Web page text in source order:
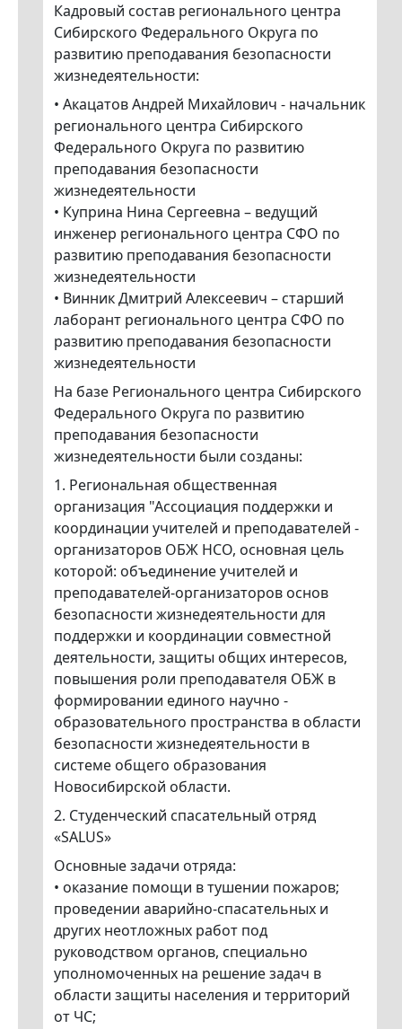
Кадровый состав регионального центра
Сибирского Федерального Округа по
развитию преподавания безопасности
жизнедеятельности:
• Акацатов Андрей Михайлович - начальник
регионального центра Сибирского
Федерального Округа по развитию
преподавания безопасности
жизнедеятельности
• Куприна Нина Сергеевна – ведущий
инженер регионального центра СФО по
развитию преподавания безопасности
жизнедеятельности
• Винник Дмитрий Алексеевич – старший
лаборант регионального центра СФО по
развитию преподавания безопасности
жизнедеятельности
На базе Регионального центра Сибирского
Федерального Округа по развитию
преподавания безопасности
жизнедеятельности были созданы:
1. Региональная общественная
организация "Ассоциация поддержки и
координации учителей и преподавателей -
организаторов ОБЖ НСО, основная цель
которой: объединение учителей и
преподавателей-организаторов основ
безопасности жизнедеятельности для
поддержки и координации совместной
деятельности, защиты общих интересов,
повышения роли преподавателя ОБЖ в
формировании единого научно -
образовательного пространства в области
безопасности жизнедеятельности в
системе общего образования
Новосибирской области.
2. Студенческий спасательный отряд
«SALUS»
Основные задачи отряда:
• оказание помощи в тушении пожаров;
проведении аварийно-спасательных и
других неотложных работ под
руководством органов, специально
уполномоченных на решение задач в
области защиты населения и территорий
от ЧС;